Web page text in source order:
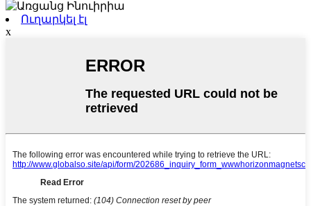
Ուղարկել էլ
x